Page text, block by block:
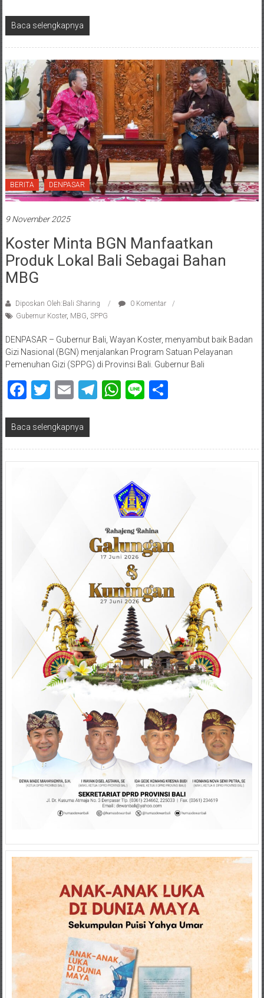
Baca selengkapnya
BERITA DENPASAR
9 November 2025
Koster Minta BGN Manfaatkan
Produk Lokal Bali Sebagai Bahan
MBG
Diposkan Oleh:Bali Sharing
0 Komentar
Gubernur Koster, MBG, SPPG
DENPASAR – Gubernur Bali, Wayan Koster, menyambut baik Badan
Gizi Nasional (BGN) menjalankan Program Satuan Pelayanan
Pemenuhan Gizi (SPPG) di Provinsi Bali. Gubernur Bali
Facebook
Twitter
EmailTelegram
WhatsApp
Line
Baca selengkapnya